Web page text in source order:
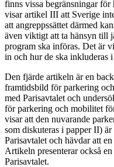
finns vissa begränsningar
visar artikel III att Sverige
att angreppssättet därmed
även viktigt att ta hänsyn till
program ska införas. Det är
in och hur de ska inkluderas i
Den fjärde artikeln är en
framtidsbild för parkering
med Parisavtalet och
för parkering och mobilitet
visar att den nuvarande
som diskuteras i papper II)
Parisavtalet och hävdar att
Artikeln presenterar också
Parisavtalet.